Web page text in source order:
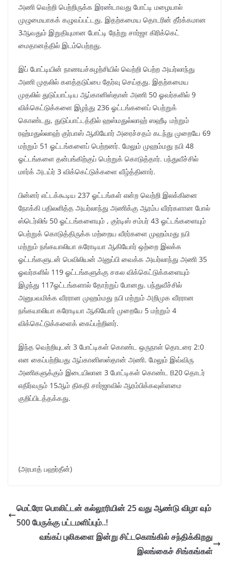
அணி வெற்றி பெற்றிருக்க இரண்டாவது போட்டி மழையால்
முழுமையாகக் கழுவப்பட்டது. இதற்கமைய தொடரின் தீர்க்கமான
3ஆவதும் இறுதியுமான போட்டி நேற்று சார்ஜா கிரிக்கெட்
மைதானத்தில் இடம்பெற்றது.
இப் போட்டியின் நாணயச்சுழற்சியில் வெற்றி பெற்ற அயர்லாந்து
அணி முதலில் களத்தடுப்பை தேர்வு செய்தது. இதற்கமைய
முதலில் துடுப்பாட்டிய ஆப்கானிஸ்தான் அணி 50 ஓவர்களில் 9
விக்கெட்டுக்களை இழந்து 236 ஓட்டங்களைப் பெற்றுக்
கொண்டது, துடுப்பாட்டத்தில் ஹஸ்மதுல்லாஹ் ஸஹீடி மற்றும்
ரஹ்மதுல்லாஹ் குர்பாஸ் ஆகியோர் அரைச்சதம் கடந்து முறையே 69
மற்றும் 51 ஓட்டங்களைப் பெற்றனர். மேலும் முஹம்மது நபி 48
ஓட்டங்களை தன்பங்கிற்குப் பெற்றுக் கொடுத்தார். பந்துவீச்சில்
மார்க் அடய்ர் 3 விக்கெட்டுக்களை வீழ்த்தினார்.
பின்னர் எட்டக்கூடிய 237 ஓட்டங்கள் என்ற வெற்றி இலக்கினை
நோக்கி பதிலளித்த அயர்லாந்து அணிக்கு ஆரம்ப வீரர்களான போல்
ஸ்டெர்லிங் 50 ஓட்டங்களையும் , குர்டிஸ் சம்பர் 43 ஓட்டங்களையும்
பெற்றுக் கொடுத்திருக்க மற்றைய வீரர்களை முஹம்மது நபி
மற்றும் நங்கயாலியா கரோடியா ஆகியோர் ஒற்றை இலக்க
ஓட்டங்களுடன் பெவிலியன் அனுப்பி வைக்க அயர்லாந்து அணி 35
ஓவர்களில் 119 ஓட்டங்களுக்கு சகல விக்கெட்டுக்களையும்
இழந்து 117ஓட்டங்களால் தோற்றுப் போனது. பந்துவீச்சில்
அனுபவமிக்க வீரரான முஹம்மது நபி மற்றும் அறிமுக வீரரான
நங்கயாலியா கரோடியா ஆகியோர் முறையே 5 மற்றும் 4
விக்கெட்டுக்களைக் கைப்பற்றினர்.
இந்த வெற்றியுடன் 3 போட்டிகள் கொண்ட ஒருநாள் தொடரை 2:0
என கைப்பற்றியது ஆப்கானிஸஸ்தான் அணி. மேலும் இவ்விரு
அணிகளுக்கும் இடையிலான 3 போட்டிகள் கொண்ட ரி20 தொடர்
எதிர்வரும் 15ஆம் திகதி சார்ஜாவில் ஆரம்பிக்கவுள்ளமை
குறிப்பிடத்தக்கது.
(அரபாத் பஹர்தீன்)
மெட்ரோ பொலிட்டன் கல்லூரியின் 25 வது ஆண்டு விழா வும்
500 பேருக்கு பட்டமளிப்பும்..!
வங்கப் புலிகளை இன்று சிட்டகொங்கில் சந்திக்கிறது
இலங்கைச் சிங்கங்கள்